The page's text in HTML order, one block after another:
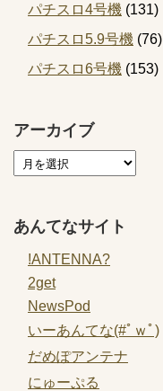
パチスロ4号機 (131)
パチスロ5.9号機 (76)
パチスロ6号機 (153)
アーカイブ
あんてなサイト
!ANTENNA?
2get
NewsPod
いーあんてな(#ﾟｗﾟ)
だめぽアンテナ
にゅーぷる